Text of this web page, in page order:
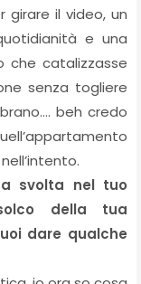
il video, un
e una
che catalizzasse
senza togliere
beh credo
svolta nel tuo
della tua
dare qualche